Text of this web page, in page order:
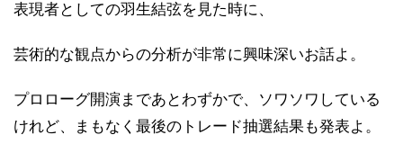
表現者としての羽生結弦を見た時に、
芸術的な観点からの分析が非常に興味深いお話よ。
プロローグ開演まであとわずかで、ソワソワしている
けれど、まもなく最後のトレード抽選結果も発表よ。